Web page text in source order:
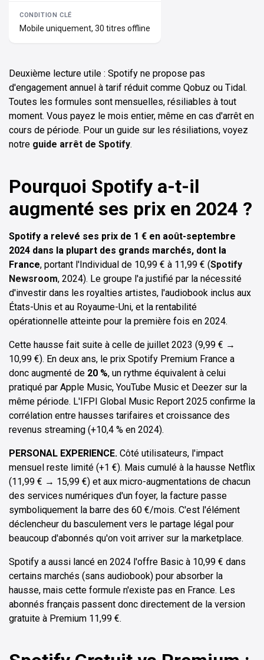
Mobile uniquement, 30 titres offline
Deuxième lecture utile : Spotify ne propose pas
d'engagement annuel à tarif réduit comme Qobuz ou Tidal.
Toutes les formules sont mensuelles, résiliables à tout
moment. Vous payez le mois entier, même en cas d'arrêt en
cours de période. Pour un guide sur les résiliations, voyez
notre guide arrêt de Spotify.
Pourquoi Spotify a-t-il
augmenté ses prix en 2024 ?
Spotify a relevé ses prix de 1 € en août-septembre
2024 dans la plupart des grands marchés, dont la
France, portant l'Individual de 10,99 € à 11,99 € (Spotify
Newsroom, 2024). Le groupe l'a justifié par la nécessité
d'investir dans les royalties artistes, l'audiobook inclus aux
États-Unis et au Royaume-Uni, et la rentabilité
opérationnelle atteinte pour la première fois en 2024.
Cette hausse fait suite à celle de juillet 2023 (9,99 € →
10,99 €). En deux ans, le prix Spotify Premium France a
donc augmenté de 20 %, un rythme équivalent à celui
pratiqué par Apple Music, YouTube Music et Deezer sur la
même période. L'IFPI Global Music Report 2025 confirme la
corrélation entre hausses tarifaires et croissance des
revenus streaming (+10,4 % en 2024).
PERSONAL EXPERIENCE. Côté utilisateurs, l'impact
mensuel reste limité (+1 €). Mais cumulé à la hausse Netflix
(11,99 € → 15,99 €) et aux micro-augmentations de chacun
des services numériques d'un foyer, la facture passe
symboliquement la barre des 60 €/mois. C'est l'élément
déclencheur du basculement vers le partage légal pour
beaucoup d'abonnés qu'on voit arriver sur la marketplace.
Spotify a aussi lancé en 2024 l'offre Basic à 10,99 € dans
certains marchés (sans audiobook) pour absorber la
hausse, mais cette formule n'existe pas en France. Les
abonnés français passent donc directement de la version
gratuite à Premium 11,99 €.